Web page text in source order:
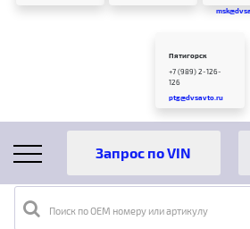
Пятигорск
+7 (989) 2-126-
126
ptg@dvsavto.ru
Поиск по OEM номеру или артикулу
Главная Каталог товаров